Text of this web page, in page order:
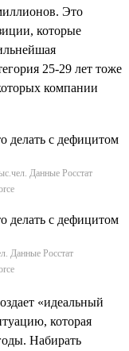
Это
которые
25-29 лет тоже
компании
Данные Росстат
Данные Росстат
«идеальный
которая
Набирать